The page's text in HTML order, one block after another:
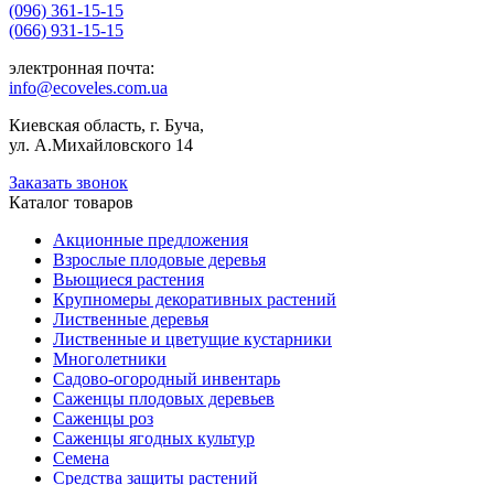
(096) 361-15-15
(066) 931-15-15
электронная почта:
info@ecoveles.com.ua
Киевская область, г. Буча,
ул. А.Михайловского 14
Заказать звонок
Каталог товаров
Акционные предложения
Взрослые плодовые деревья
Вьющиеся растения
Крупномеры декоративных растений
Лиственные деревья
Лиственные и цветущие кустарники
Многолетники
Садово-огородный инвентарь
Саженцы плодовых деревьев
Саженцы роз
Саженцы ягодных культур
Семена
Средства защиты растений